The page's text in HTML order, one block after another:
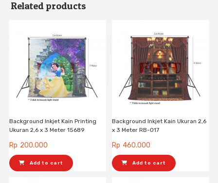
Related products
Background Inkjet Kain Printing
Ukuran 2,6 x 3 Meter 15689
Rp 200.000
Add to cart
Background Inkjet Kain Ukuran 2,6
x 3 Meter RB-017
Rp 460.000
Add to cart